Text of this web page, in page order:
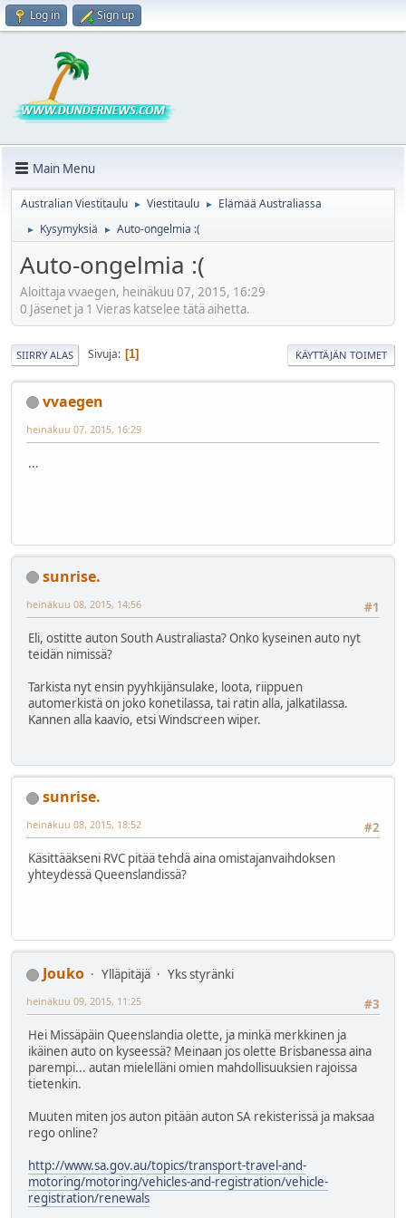
Log in Sign up
Main Menu
Australian Viestitaulu ► Viestitaulu ► Elämää Australiassa
► Kysymyksiä ► Auto-ongelmia :(
Auto-ongelmia :(
Aloittaja vvaegen, heinäkuu 07, 2015, 16:29
0 Jäsenet ja 1 Vieras katselee tätä aihetta.
SIIRRY ALAS Sivuja 1 KÄYTTÄJÄN TOIMET
vvaegen
heinäkuu 07, 2015, 16:29
...
sunrise.
#1
heinäkuu 08, 2015, 14:56
Eli, ostitte auton South Australiasta? Onko kyseinen auto nyt
teidän nimissä?
Tarkista nyt ensin pyyhkijänsulake, loota, riippuen
automerkistä on joko konetilassa, tai ratin alla, jalkatilassa.
Kannen alla kaavio, etsi Windscreen wiper.
sunrise.
#2
heinäkuu 08, 2015, 18:52
Käsittääkseni RVC pitää tehdä aina omistajanvaihdoksen
yhteydessä Queenslandissä?
Jouko Ylläpitäjä
Yks styränki
#3
heinäkuu 09, 2015, 11:25
Hei Missäpäin Queenslandia olette, ja minkä merkkinen ja
ikäinen auto on kyseessä? Meinaan jos olette Brisbanessa aina
parempi... autan mielelläni omien mahdollisuuksien rajoissa
tietenkin.
Muuten miten jos auton pitään auton SA rekisterissä ja maksaa
rego online?
http://www.sa.gov.au/topics/transport-travel-and-
motoring/motoring/vehicles-and-registration/vehicle-
registration/renewals